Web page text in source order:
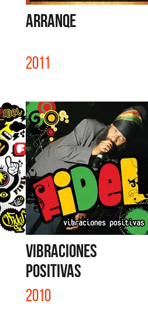
ARRANQE
2011
VIBRACIONES
POSITIVAS
2010